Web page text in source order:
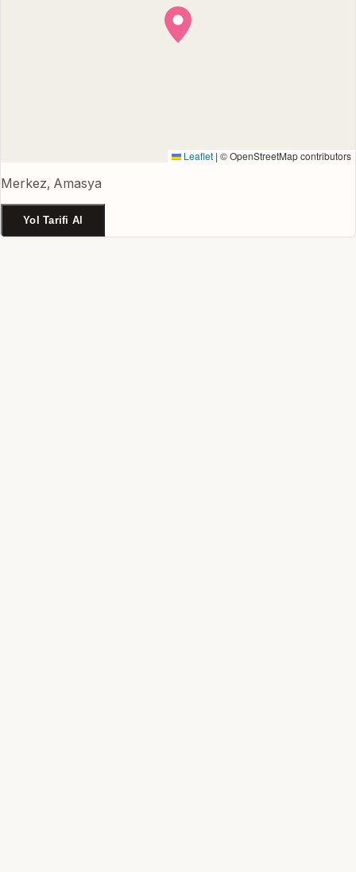
Leaflet | © OpenStreetMap contributors
Merkez, Amasya
Yol Tarifi Al